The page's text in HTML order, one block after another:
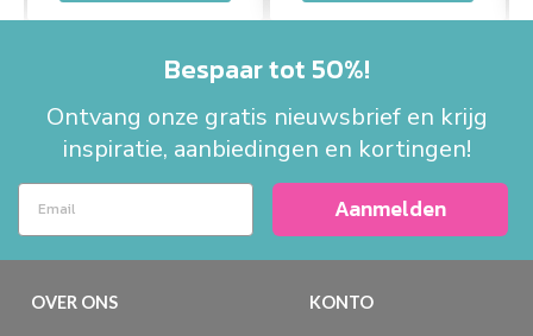
Bespaar tot 50%!
Ontvang onze gratis nieuwsbrief en krijg
inspiratie, aanbiedingen en kortingen!
Aanmelden
OVER ONS KONTO